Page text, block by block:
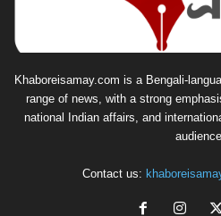
Khaboreisamay.com is a Bengali-
range of news, with a strong
national Indian affairs, and
Contact us: